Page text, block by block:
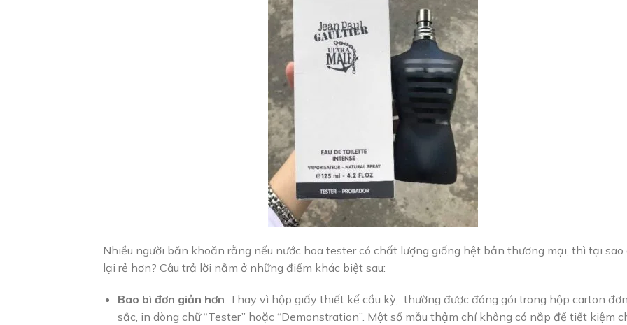
Nhiều người băn khoăn rằng nếu nước hoa tester có chất lượng giống hệt bản thương mại, thì tại sao
lại rẻ hơn? Câu trả lời nằm ở những điểm khác biệt sau:
Bao bì đơn giản hơn: Thay vì hộp giấy thiết kế cầu kỳ, thường được đóng gói trong hộp carton đơn
sắc, in dòng chữ “Tester” hoặc “Demonstration”. Một số mẫu thậm chí không có nắp để tiết kiệm